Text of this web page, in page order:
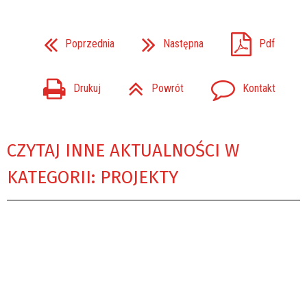
Poprzednia Następna Pdf
Drukuj Powrót Kontakt
CZYTAJ INNE AKTUALNOŚCI W
KATEGORII: PROJEKTY